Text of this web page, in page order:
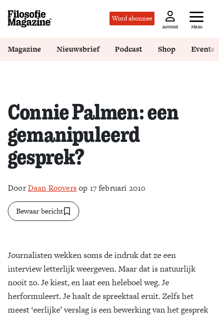
Word abonnee
Account Menu
Magazine Nieuwsbrief Podcast Shop Events
Connie Palmen: een
gemanipuleerd
gesprek?
DoorDaan Roovers op 17 februari 2010
Bewaar bericht
Journalisten wekken soms de indruk dat ze een
interview letterlijk weergeven. Maar dat is natuurlijk
nooit zo. Je kiest, en laat een heleboel weg. Je
herformuleert. Je haalt de spreektaal eruit. Zelfs het
meest ‘eerlijke’ verslag is een bewerking van het gesprek